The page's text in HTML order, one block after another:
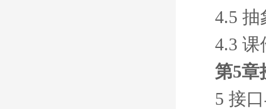
4.5
4.3 课
第5章
5 接